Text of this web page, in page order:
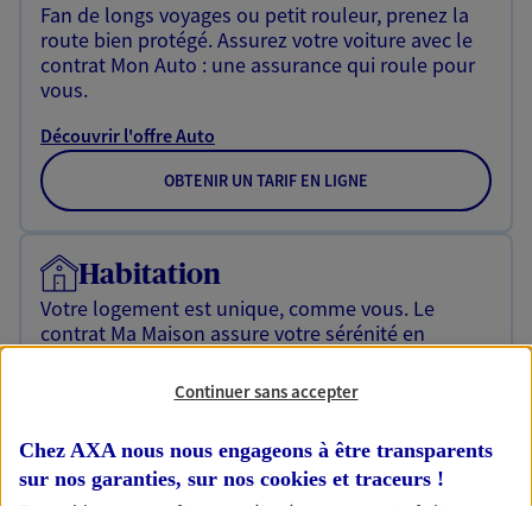
Fan de longs voyages ou petit rouleur, prenez la
route bien protégé. Assurez votre voiture avec le
contrat Mon Auto : une assurance qui roule pour
vous.
Découvrir l'offre Auto
OBTENIR UN TARIF EN LIGNE
Habitation
Votre logement est unique, comme vous. Le
contrat Ma Maison assure votre sérénité en
Découvrir l'offre Habitation
OBTENIR UN TARIF EN LIGNE
Continuer sans accepter
Chez AXA nous nous engageons à être transparents
sur nos garanties, sur nos cookies et traceurs !